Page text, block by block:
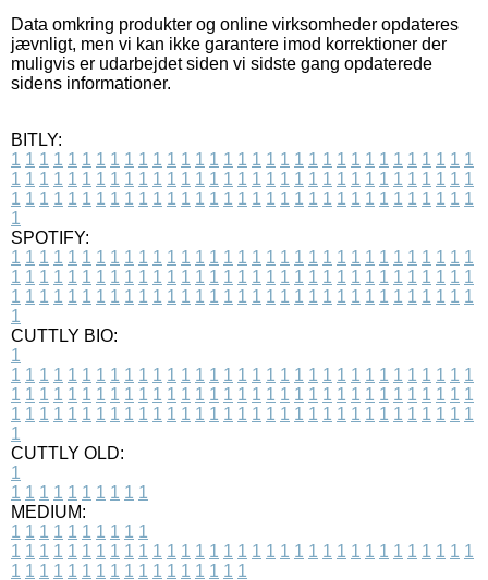
Data omkring produkter og online virksomheder opdateres
jævnligt, men vi kan ikke garantere imod korrektioner der
muligvis er udarbejdet siden vi sidste gang opdaterede
sidens informationer.
BITLY:
1 1 1 1 1 1 1 1 1 1 1 1 1 1 1 1 1 1 1 1 1 1 1 1 1 1 1 1 1 1 1 1 1
1 1 1 1 1 1 1 1 1 1 1 1 1 1 1 1 1 1 1 1 1 1 1 1 1 1 1 1 1 1 1 1 1
1 1 1 1 1 1 1 1 1 1 1 1 1 1 1 1 1 1 1 1 1 1 1 1 1 1 1 1 1 1 1 1 1
1
SPOTIFY:
1 1 1 1 1 1 1 1 1 1 1 1 1 1 1 1 1 1 1 1 1 1 1 1 1 1 1 1 1 1 1 1 1
1 1 1 1 1 1 1 1 1 1 1 1 1 1 1 1 1 1 1 1 1 1 1 1 1 1 1 1 1 1 1 1 1
1 1 1 1 1 1 1 1 1 1 1 1 1 1 1 1 1 1 1 1 1 1 1 1 1 1 1 1 1 1 1 1 1
1
CUTTLY BIO:
1
1 1 1 1 1 1 1 1 1 1 1 1 1 1 1 1 1 1 1 1 1 1 1 1 1 1 1 1 1 1 1 1 1
1 1 1 1 1 1 1 1 1 1 1 1 1 1 1 1 1 1 1 1 1 1 1 1 1 1 1 1 1 1 1 1 1
1 1 1 1 1 1 1 1 1 1 1 1 1 1 1 1 1 1 1 1 1 1 1 1 1 1 1 1 1 1 1 1 1
1
CUTTLY OLD:
1
1 1 1 1 1 1 1 1 1 1
MEDIUM:
1 1 1 1 1 1 1 1 1 1
1 1 1 1 1 1 1 1 1 1 1 1 1 1 1 1 1 1 1 1 1 1 1 1 1 1 1 1 1 1 1 1 1
1 1 1 1 1 1 1 1 1 1 1 1 1 1 1 1 1